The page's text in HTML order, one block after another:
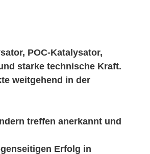
POC-Katalysator,
starke technische Kraft.
weitgehend in der
treffen anerkannt und
Erfolg in